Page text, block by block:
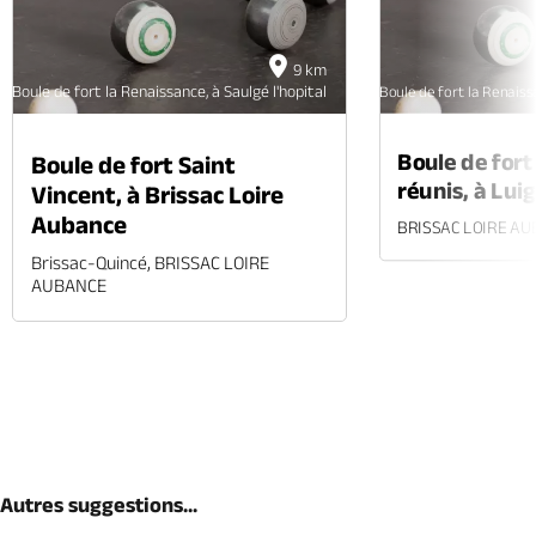
9 km
Boule de fort la Renaissance, à Saulgé l'hopital
Boule de fort Saint
Vincent, à Brissac Loire
Aubance
Brissac-Quincé, BRISSAC LOIRE
AUBANCE
Boule de fort la
Boule de
réunis, à
BRISSAC LOIRE
Autres suggestions...